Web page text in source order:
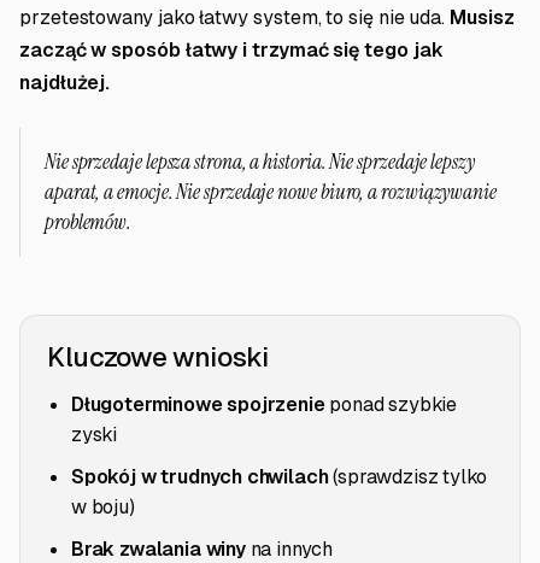
przetestowany jako łatwy system, to się nie uda. Musisz
zacząć w sposób łatwy i trzymać się tego jak
najdłużej.
Nie sprzedaje lepsza strona, a historia. Nie sprzedaje lepszy
aparat, a emocje. Nie sprzedaje nowe biuro, a rozwiązywanie
problemów.
Kluczowe wnioski
Długoterminowe spojrzenieponad szybkie
zyski
Spokój w trudnych chwilach(sprawdzisz tylko
w boju)
Brak zwalania winyna innych